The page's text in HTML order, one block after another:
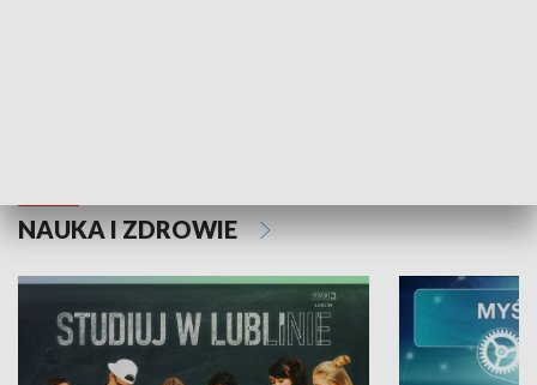
NAUKA I ZDROWIE